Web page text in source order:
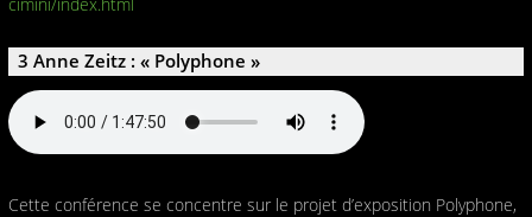
3 Anne Zeitz : « Polyphone »
Cette conférence se concentre sur le projet d’exposition Polyphone,